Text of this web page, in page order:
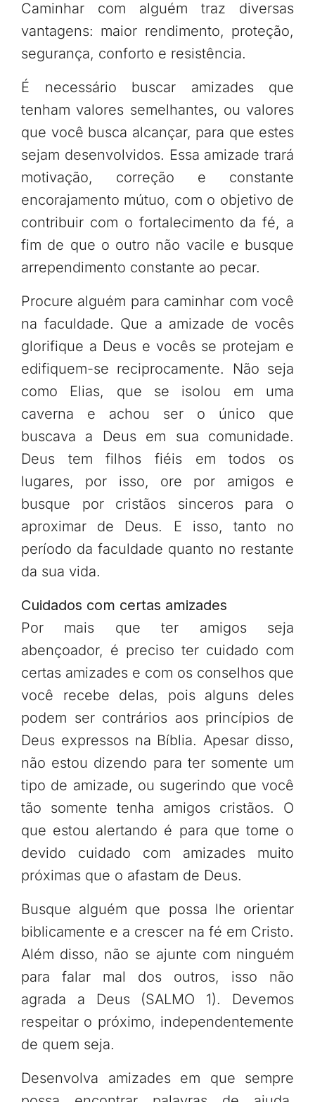
Caminhar com alguém traz diversas
vantagens: maior rendimento, proteção,
segurança, conforto e resistência.
É necessário buscar amizades que
tenham valores semelhantes, ou valores
que você busca alcançar, para que estes
sejam desenvolvidos. Essa amizade trará
motivação, correção e constante
encorajamento mútuo, com o objetivo de
contribuir com o fortalecimento da fé, a
fim de que o outro não vacile e busque
arrependimento constante ao pecar.
Procure alguém para caminhar com você
na faculdade. Que a amizade de vocês
glorifique a Deus e vocês se protejam e
edifiquem-se reciprocamente. Não seja
como Elias, que se isolou em uma
caverna e achou ser o único que
buscava a Deus em sua comunidade.
Deus tem filhos fiéis em todos os
lugares, por isso, ore por amigos e
busque por cristãos sinceros para o
aproximar de Deus. E isso, tanto no
período da faculdade quanto no restante
da sua vida.
Cuidados com certas amizades
Por mais que ter amigos seja
abençoador, é preciso ter cuidado com
certas amizades e com os conselhos que
você recebe delas, pois alguns deles
podem ser contrários aos princípios de
Deus expressos na Bíblia. Apesar disso,
não estou dizendo para ter somente um
tipo de amizade, ou sugerindo que você
tão somente tenha amigos cristãos. O
que estou alertando é para que tome o
devido cuidado com amizades muito
próximas que o afastam de Deus.
Busque alguém que possa lhe orientar
biblicamente e a crescer na fé em Cristo.
Além disso, não se ajunte com ninguém
para falar mal dos outros, isso não
agrada a Deus (SALMO 1). Devemos
respeitar o próximo, independentemente
de quem seja.
Desenvolva amizades em que sempre